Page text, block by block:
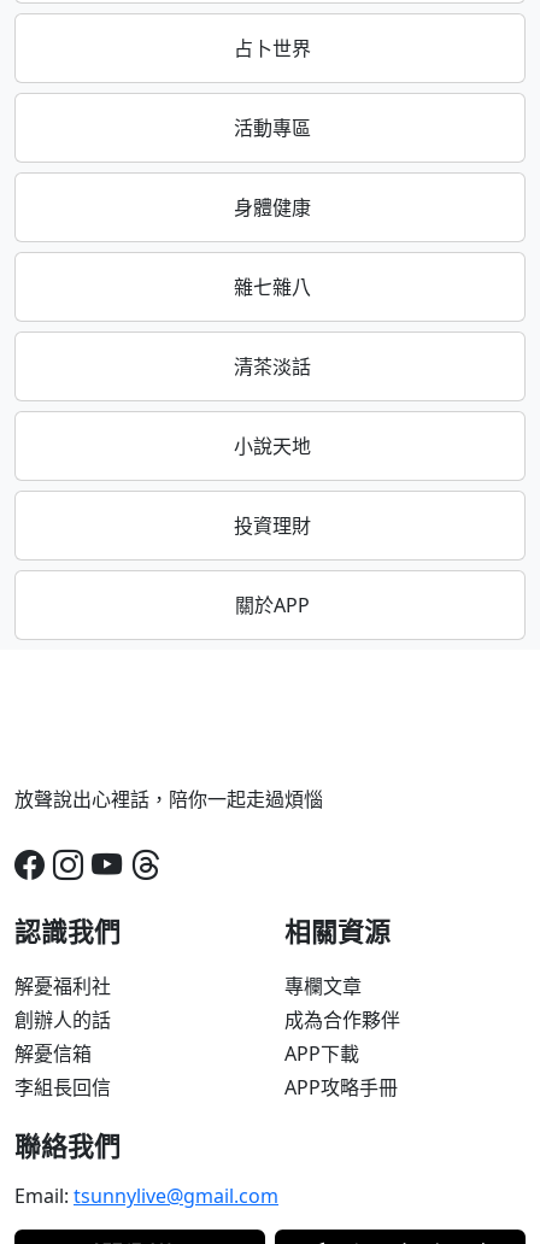
占卜世界
活動專區
身體健康
雜七雜八
清茶淡話
小說天地
投資理財
關於APP
放聲說出心裡話，陪你一起走過煩惱
認識我們
解憂福利社
創辦人的話
解憂信箱
李組長回信
相關資源
專欄文章
成為合作夥伴
APP下載
APP攻略手冊
聯絡我們
Email: tsunnylive@gmail.com